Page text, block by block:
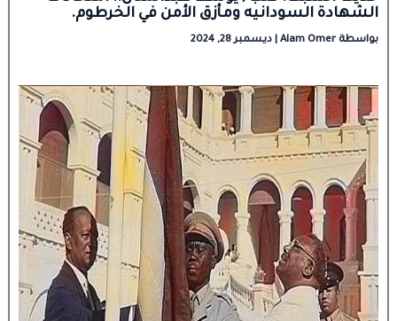
الشهادة السودانيه ومأزق الأمن في الخرطوم.
بواسطة Alam Omer ديسمبر 28, 2024